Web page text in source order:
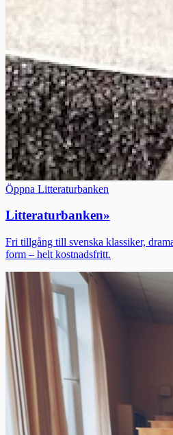
Öppna Litteraturbanken
Litteraturbanken»
Fri tillgång till svenska klassiker,
form – helt kostnadsfritt.